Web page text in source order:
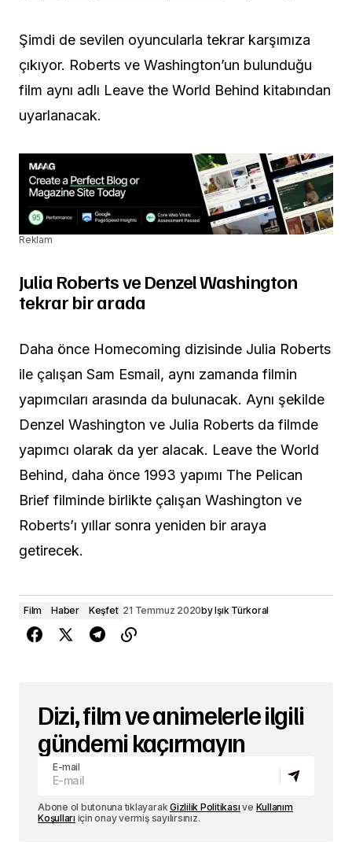
Şimdi de sevilen oyuncularla tekrar karşımıza
çıkıyor. Roberts ve Washington’un bulunduğu
film aynı adlı Leave the World Behind kitabından
uyarlanacak.
Reklam
Julia Roberts ve Denzel Washington
tekrar bir arada
Daha önce Homecoming dizisinde Julia Roberts
ile çalışan Sam Esmail, aynı zamanda filmin
yapımcıları arasında da bulunacak. Aynı şekilde
Denzel Washington ve Julia Roberts da filmde
yapımcı olarak da yer alacak. Leave the World
Behind, daha önce 1993 yapımı The Pelican
Brief filminde birlikte çalışan Washington ve
Roberts’ı yıllar sonra yeniden bir araya
getirecek.
Film Haber Keşfet 21 Temmuz 2020byIşık Türkoral
Dizi, film ve animelerle ilgili
gündemi kaçırmayın
E-mail
Abone ol butonuna tıklayarakGizlilik Politikası ve Kullanım
Koşulları için onay vermiş sayılırsınız.